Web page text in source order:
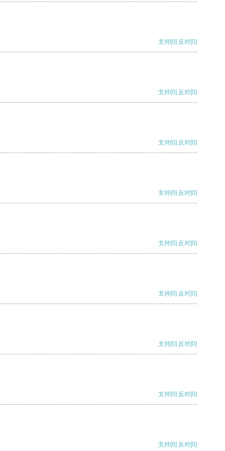
支持[0] 反对[0]
支持[0] 反对[0]
支持[0] 反对[0]
支持[0] 反对[0]
支持[0] 反对[0]
支持[0] 反对[0]
支持[0] 反对[0]
支持[0] 反对[0]
支持[0] 反对[0]